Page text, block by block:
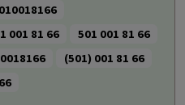
001 81 66
501 001 81 66
(501) 001 81 66